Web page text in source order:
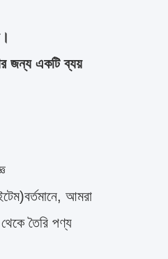
জন্য একটি ব্যয়
আমরা
তৈরি পণ্য